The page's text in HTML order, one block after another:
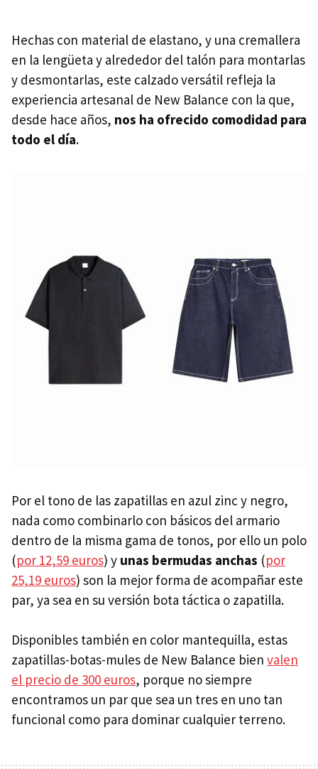
Hechas con material de elastano, y una cremallera
en la lengüeta y alrededor del talón para montarlas
y desmontarlas, este calzado versátil refleja la
experiencia artesanal de New Balance con la que,
desde hace años, nos ha ofrecido comodidad para
todo el día.
Por el tono de las zapatillas en azul zinc y negro,
nada como combinarlo con básicos del armario
dentro de la misma gama de tonos, por ello un polo
(por 12,59 euros) y unas bermudas anchas (por
25,19 euros) son la mejor forma de acompañar este
par, ya sea en su versión bota táctica o zapatilla.
Disponibles también en color mantequilla, estas
zapatillas-botas-mules de New Balance bien valen
el precio de 300 euros, porque no siempre
encontramos un par que sea un tres en uno tan
funcional como para dominar cualquier terreno.